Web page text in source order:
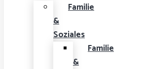
Familie
&
Soziales
Familie
&